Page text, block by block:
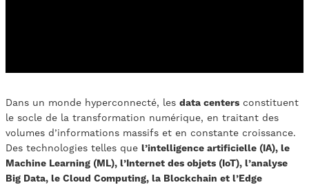
Dans un monde hyperconnecté, les data centers constituent
le socle de la transformation numérique, en traitant des
volumes d’informations massifs et en constante croissance.
Des technologies telles que l’intelligence artificielle (IA), le
Machine Learning (ML), l’Internet des objets (IoT), l’analyse
Big Data, le Cloud Computing, la Blockchain et l’Edge